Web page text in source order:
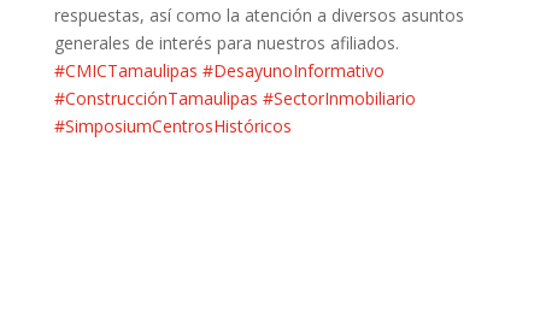
respuestas, así como la atención a diversos asuntos
generales de interés para nuestros afiliados.
#CMICTamaulipas #DesayunoInformativo
#ConstrucciónTamaulipas #SectorInmobiliario
#SimposiumCentrosHistóricos